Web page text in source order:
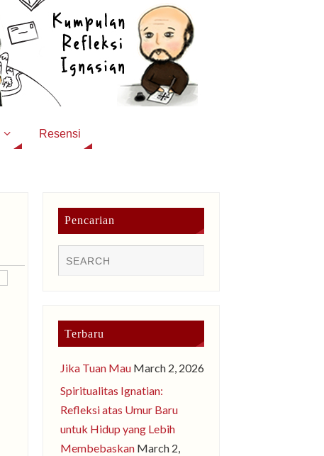
Resensi
Pencarian
Terbaru
Jika Tuan Mau March 2, 2026
Spiritualitas Ignatian:
Refleksi atas Umur Baru
untuk Hidup yang Lebih
Membebaskan March 2,